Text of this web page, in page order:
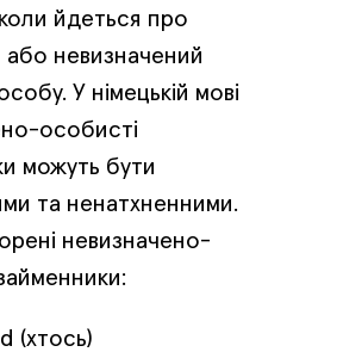
йдеться про
або невизначений
У німецькій мові
особисті
можуть бути
та ненатхненними.
невизначено-
(хтось)